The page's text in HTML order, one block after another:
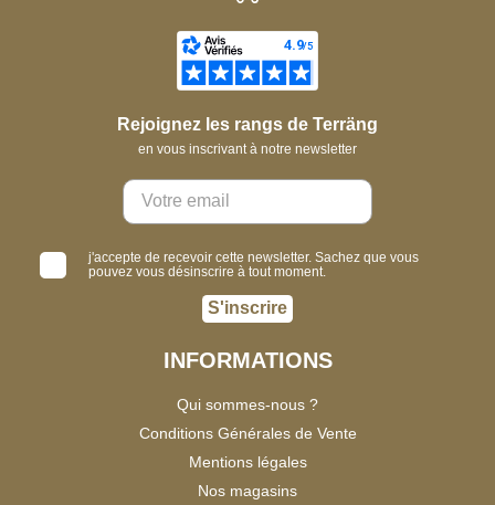
Rejoignez les rangs de Terräng
en vous inscrivant à notre newsletter
j'accepte de recevoir cette newsletter. Sachez que vous
pouvez vous désinscrire à tout moment.
S'inscrire
INFORMATIONS
Qui sommes-nous ?
Conditions Générales de Vente
Mentions légales
Nos magasins